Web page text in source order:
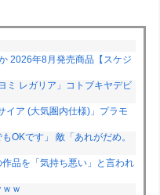
2026年8月発売商品【スケジ
ミ レガリア」コトブキヤデビ
イア (大気圏内仕様)」プラモ
OKです」 敵「あれがだめ。
作品を「気持ち悪い」と言われ
ｗ